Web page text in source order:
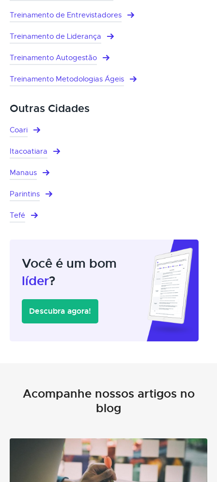
Treinamento de Entrevistadores
Treinamento de Liderança
Treinamento Autogestão
Treinamento Metodologias Ágeis
Outras Cidades
Coari
Itacoatiara
Manaus
Parintins
Tefé
Você é um bom
líder?
Descubra agora!
Acompanhe nossos artigos no
blog